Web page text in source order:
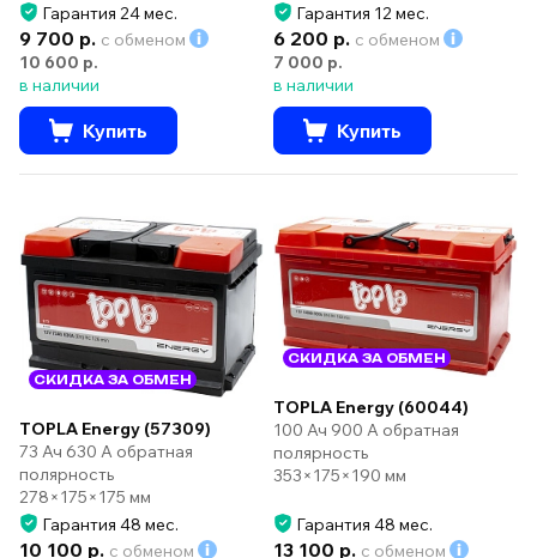
Гарантия 24 мес.
9 700 р. с обменом
10 600 р.
в наличии
Купить
Гарантия 12 мес.
6 200 р. с обменом
7 000 р.
в наличии
Купить
СКИДКА ЗА ОБМЕН
TOPLA Energy (57309)
73 Ач 630 А обратная
полярность
278×175×175 мм
Гарантия 48 мес.
10 100 р. с обменом
СКИДКА ЗА ОБМЕН
TOPLA Energy (60044)
100 Ач 900 А обратная
полярность
353×175×190 мм
Гарантия 48 мес.
13 100 р. с обменом